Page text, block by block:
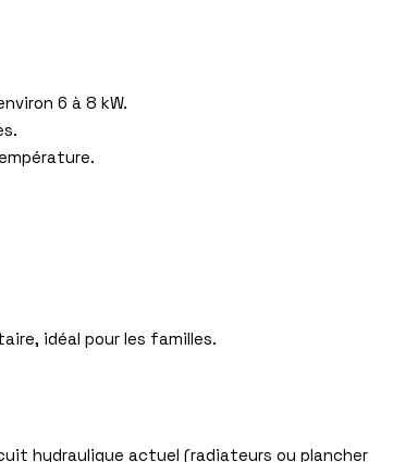
6 à 8 kW.
idéal pour les familles.
hydraulique actuel (radiateurs ou plancher